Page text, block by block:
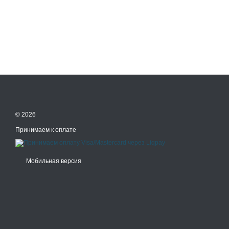
© 2026
Принимаем к оплате
Мобильная версия